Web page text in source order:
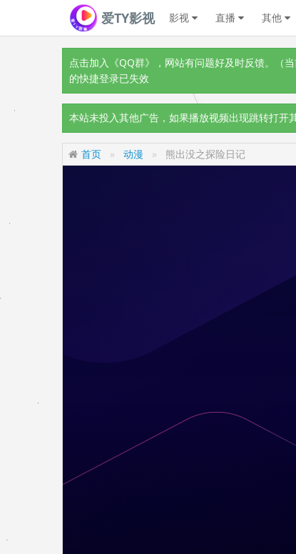
爱TY影视 影视 直播 其他
点击加入《QQ群》
，网站有问题好及时反馈。（
的快捷登录已失效
本站未投入其他广告，如果播放视频出现跳转打开
首页 动漫 熊出没之探险日记